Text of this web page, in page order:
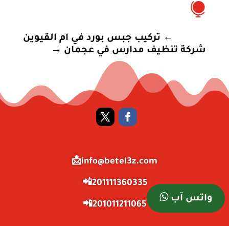

← تركيب جبس بورد في ام القيوين
شركة تنظيف مدارس في عجمان →
info@betel3z.com📩
201111360335📲
201011211065📲
واتس آب